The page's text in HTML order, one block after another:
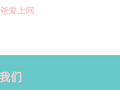
爱上网
们